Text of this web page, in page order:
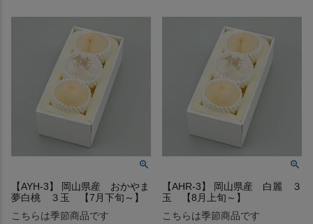
【AYH-3】 岡山県産 おかやま
夢白桃 ３玉 【7月下旬～】
こちらは季節商品です
【AHR-3】 岡山県産 白麗 ３
玉 【8月上旬～】
こちらは季節商品です